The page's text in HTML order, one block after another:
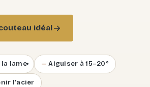
idéal
lame Aiguiser à 15–20°
l'acier